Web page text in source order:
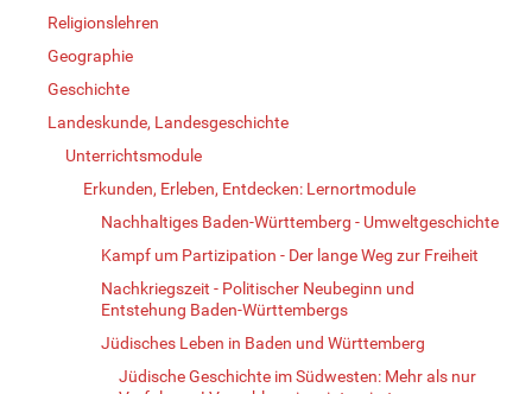
Religionslehren
Geographie
Geschichte
Landeskunde, Landesgeschichte
Unterrichtsmodule
Erkunden, Erleben, Entdecken: Lernortmodule
Nachhaltiges Baden-Württemberg - Umweltgeschichte
Kampf um Partizipation - Der lange Weg zur Freiheit
Nachkriegszeit - Politischer Neubeginn und
Entstehung Baden-Württembergs
Jüdisches Leben in Baden und Württemberg
Jüdische Geschichte im Südwesten: Mehr als nur